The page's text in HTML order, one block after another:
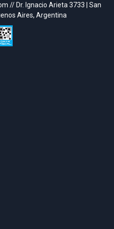
// Dr. Ignacio Arieta 3733 | San
Aires, Argentina